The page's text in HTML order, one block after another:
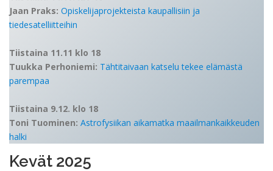
Jaan Praks: Opiskelijaprojekteista kaupallisiin ja
tiedesatelliitteihin
Tiistaina 11.11 klo 18
Tuukka Perhoniemi: Tähtitaivaan katselu tekee elämästä
parempaa
Tiistaina 9.12. klo 18
Toni Tuominen: Astrofysiikan aikamatka maailmankaikkeuden
halki
Kevät 2025